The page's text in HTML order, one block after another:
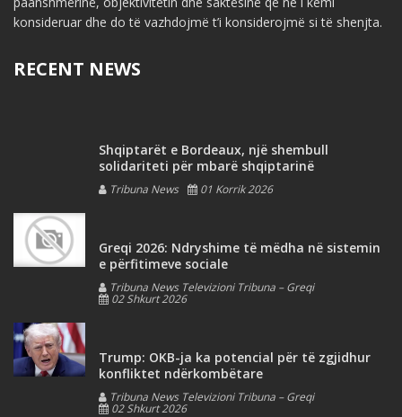
konsideruar dhe do të vazhdojmë t’i konsiderojmë si të shenjta.
RECENT NEWS
Shqiptarët e Bordeaux, një shembull
solidariteti për mbarë shqiptarinë
Tribuna News 01 Korrik 2026
Greqi 2026: Ndryshime të mëdha në sistemin
e përfitimeve sociale
Tribuna News Televizioni Tribuna – Greqi
02 Shkurt 2026
Trump: OKB-ja ka potencial për të zgjidhur
konfliktet ndërkombëtare
Tribuna News Televizioni Tribuna – Greqi
02 Shkurt 2026